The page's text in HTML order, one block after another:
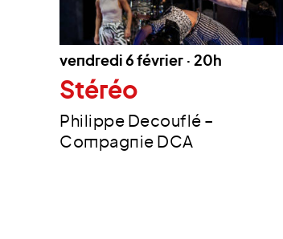
vendredi 6 février · 20h
Stéréo
Philippe Decouflé –
Compagnie DCA